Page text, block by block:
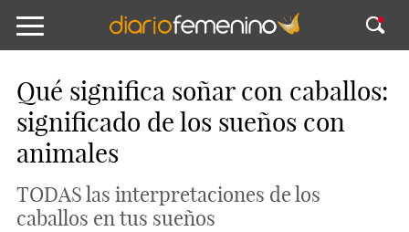
Qué significa soñar con caballos:
significado de los sueños con
animales
TODAS las interpretaciones de los
caballos en tus sueños